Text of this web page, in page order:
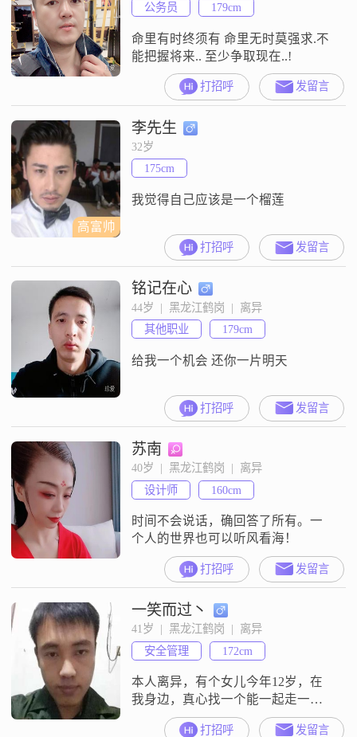
公务员
179cm
命里有时终须有 命里无时莫强求.不
能把握将来.. 至少争取现在..!
打招呼 发留言
高富帅
李先生
32岁
175cm
我觉得自己应该是一个榴莲
打招呼 发留言
铭记在心
44岁  |  黑龙江鹤岗  |  离异
其他职业
179cm
给我一个机会 还你一片明天
打招呼 发留言
苏南
40岁  |  黑龙江鹤岗  |  离异
设计师
160cm
时间不会说话，确回答了所有。一
个人的世界也可以听风看海！
打招呼 发留言
一笑而过丶
41岁  |  黑龙江鹤岗  |  离异
安全管理
172cm
本人离异，有个女儿今年12岁，在
我身边，真心找一个能一起走一辈
子的人！非诚勿扰！！！
打招呼 发留言